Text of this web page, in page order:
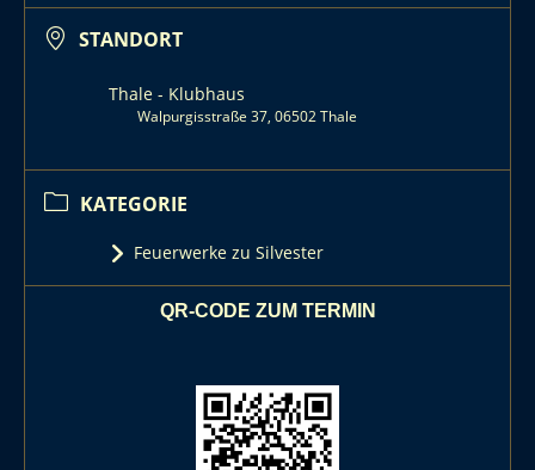
STANDORT
Thale - Klubhaus
Walpurgisstraße 37, 06502 Thale
KATEGORIE
Feuerwerke zu Silvester
QR-CODE ZUM TERMIN